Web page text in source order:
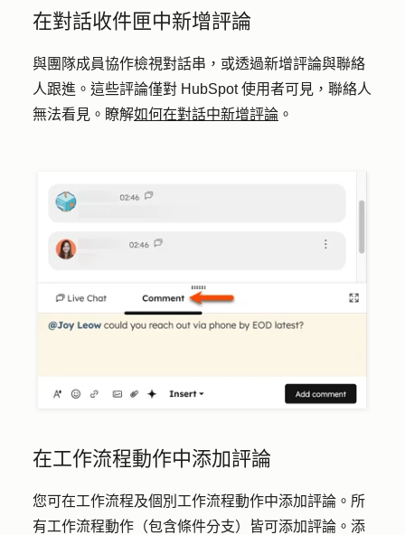
在對話收件匣中新增評論
與團隊成員協作檢視對話串，或透過新增評論與聯絡
人跟進。這些評論僅對 HubSpot 使用者可見，聯絡人
無法看見。瞭解如何在對話中新增評論 。
在工作流程動作中添加評論
您可在工作流程及個別工作流程動作中添加評論。所
有工作流程動作（包含條件分支）皆可添加評論。添